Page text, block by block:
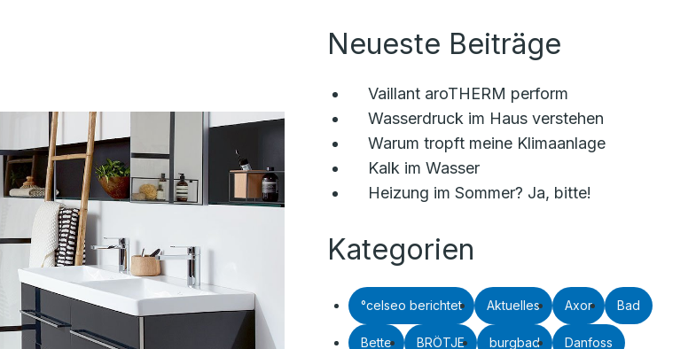
Neueste Beiträge
Vaillant aroTHERM perform
Wasserdruck im Haus verstehen
Warum tropft meine Klimaanlage
Kalk im Wasser
Heizung im Sommer? Ja, bitte!
Kategorien
°celseo berichtet Aktuelles Axor Bad
Bette BRÖTJE burgbad Danfoss